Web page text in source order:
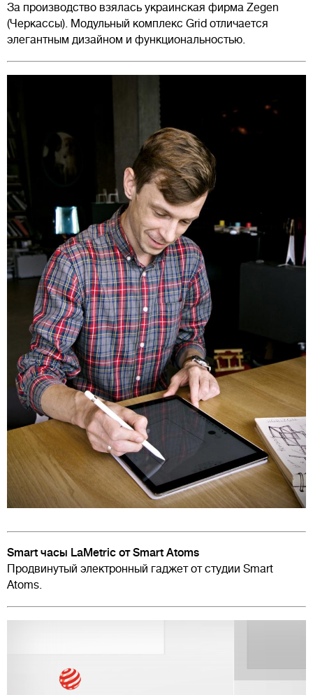
За производство взялась украинская фирма Zegen
(Черкассы). Модульный комплекс Grid отличается
элегантным дизайном и функциональностью.
Smart часы LaMetric от Smart Atoms
Продвинутый электронный гаджет от студии Smart
Atoms.